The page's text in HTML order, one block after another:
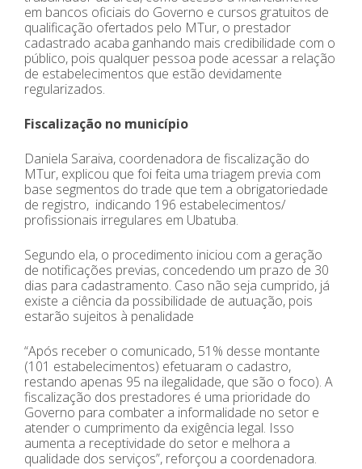
em bancos oficiais do Governo e cursos gratuitos de
qualificação ofertados pelo MTur, o prestador
cadastrado acaba ganhando mais credibilidade com o
público, pois qualquer pessoa pode acessar a relação
de estabelecimentos que estão devidamente
regularizados.
Fiscalização no município
Daniela Saraiva, coordenadora de fiscalização do
MTur, explicou que foi feita uma triagem previa com
base segmentos do trade que tem a obrigatoriedade
de registro, indicando 196 estabelecimentos/
profissionais irregulares em Ubatuba.
Segundo ela, o procedimento iniciou com a geração
de notificações previas, concedendo um prazo de 30
dias para cadastramento. Caso não seja cumprido, já
existe a ciência da possibilidade de autuação, pois
estarão sujeitos à penalidade
“Após receber o comunicado, 51% desse montante
(101 estabelecimentos) efetuaram o cadastro,
restando apenas 95 na ilegalidade, que são o foco). A
fiscalização dos prestadores é uma prioridade do
Governo para combater a informalidade no setor e
atender o cumprimento da exigência legal. Isso
aumenta a receptividade do setor e melhora a
qualidade dos serviços”, reforçou a coordenadora.